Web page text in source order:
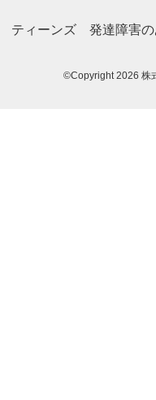
ティーンズ 発達障害
©Copyright 2026 株